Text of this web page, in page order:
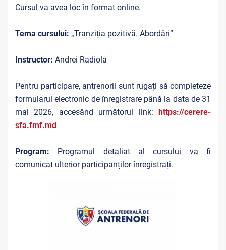
Cursul va avea loc în format online.
Tema cursului: „Tranziția pozitivă. Abordări”
Instructor: Andrei Radiola
Pentru participare, antrenorii sunt rugați să completeze
formularul electronic de înregistrare până la data de 31
mai 2026, accesând următorul link: https://cerere-
sfa.fmf.md
Program: Programul detaliat al cursului va fi
comunicat ulterior participanților înregistrați.